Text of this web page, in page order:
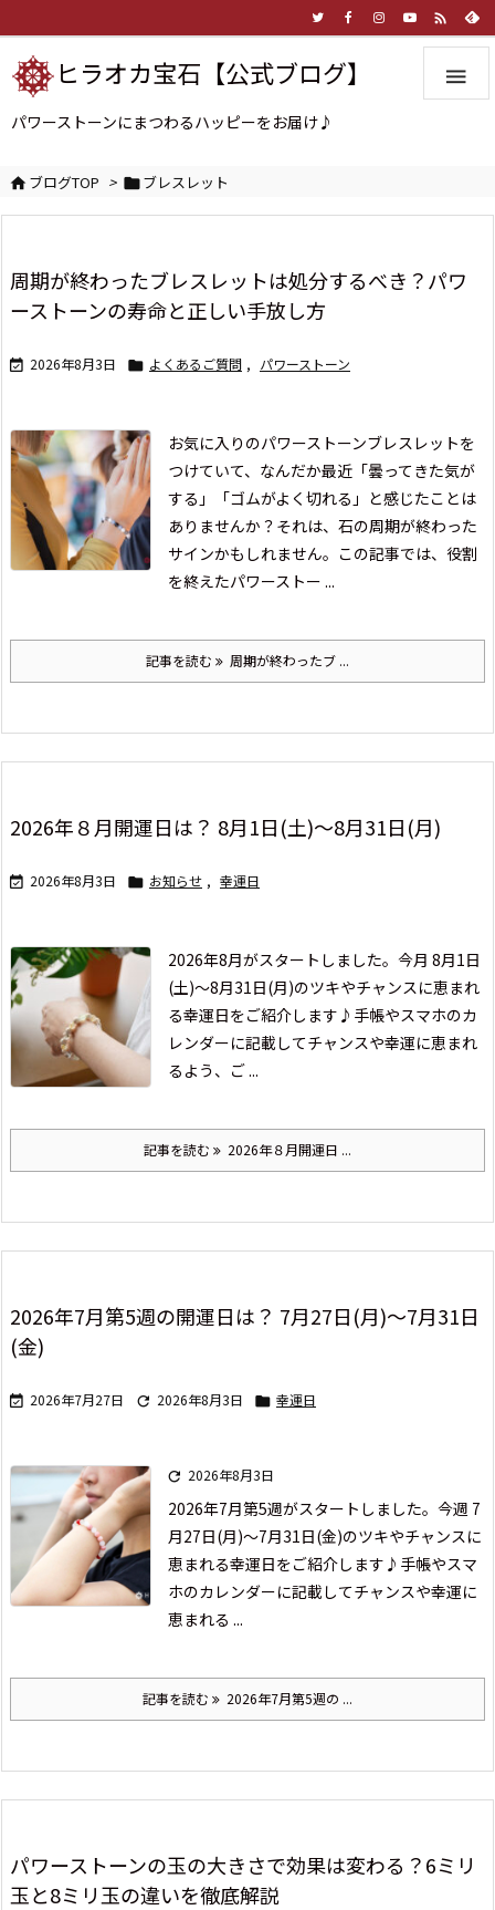


ヒラオカ宝石【公式ブログ】
パワーストーンにまつわるハッピーをお届け♪
ブログTOP > ブレスレット
周期が終わったブレスレットは処分するべき？パワ
ーストーンの寿命と正しい手放し方
 2026年8月3日  よくあるご質問 , パワーストーン
お気に入りのパワーストーンブレスレットを
つけていて、なんだか最近「曇ってきた気が
する」「ゴムがよく切れる」と感じたことは
ありませんか？それは、石の周期が終わった
サインかもしれません。 この記事では、役割
を終えたパワーストー ...
記事を読む 周期が終わったブ ...
2026年８月開運日は？ 8月1日(土)～8月31日(月)
 2026年8月3日  お知らせ , 幸運日
2026年8月がスタートしました。 今月 8月1日
(土)～8月31日(月)のツキやチャンスに恵まれ
る幸運日をご紹介します♪ 手帳やスマホのカ
レンダーに記載してチャンスや幸運に恵まれ
るよう、ご ...
記事を読む 2026年８月開運日 ...
2026年7月第5週の開運日は？ 7月27日(月)～7月31日
(金)
 2026年7月27日  2026年8月3日  幸運日
 2026年8月3日
2026年7月第5週がスタートしました。 今週 7
月27日(月)～7月31日(金)のツキやチャンスに
恵まれる幸運日をご紹介します♪ 手帳やスマ
ホのカレンダーに記載してチャンスや幸運に
恵まれる ...
記事を読む 2026年7月第5週の ...
パワーストーンの玉の大きさで効果は変わる？6ミリ
玉と8ミリ玉の違いを徹底解説